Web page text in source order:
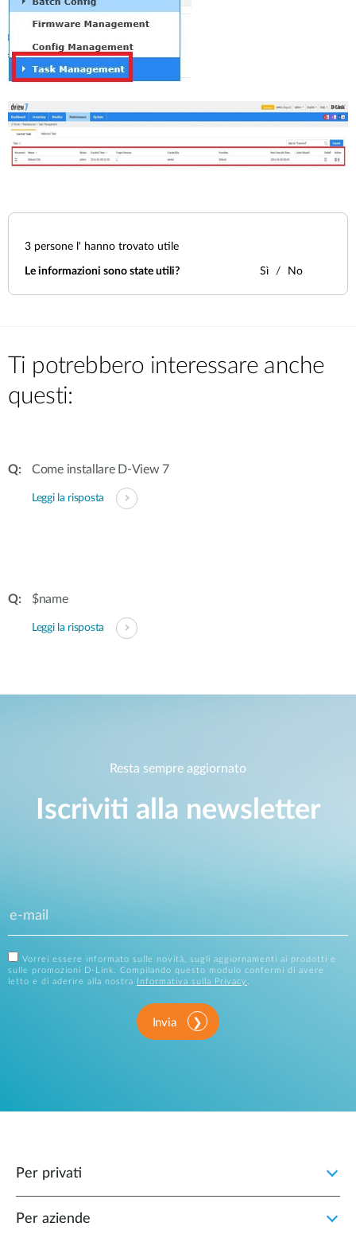
3 persone l' hanno trovato utile
Le informazioni sono state utili? Sì No
Ti potrebbero interessare anche
questi:
Come installare D-View 7
Leggi la risposta
$name
Leggi la risposta
Resta sempre aggiornato
Iscriviti alla newsletter
Vorrei essere informato sulle novità, sugli aggiornamenti ai prodotti e
sulle promozioni D-Link. Compilando questo modulo confermi di avere
letto e di aderire alla nostra
Informativa sulla Privacy .
Invia
Per privati
Per aziende